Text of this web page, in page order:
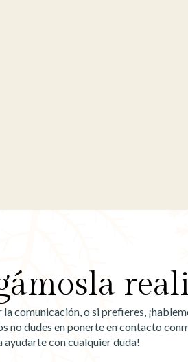
comunicación, o si prefieres,
no dudes en ponerte en contacto
ayudarte con cualquier duda!